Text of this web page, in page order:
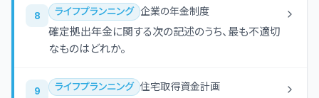
8 ライフプランニング 企業の年金制度
確定拠出年金に関する次の記述のうち、最も不適切
なものはどれか。
9 ライフプランニング 住宅取得資金計画